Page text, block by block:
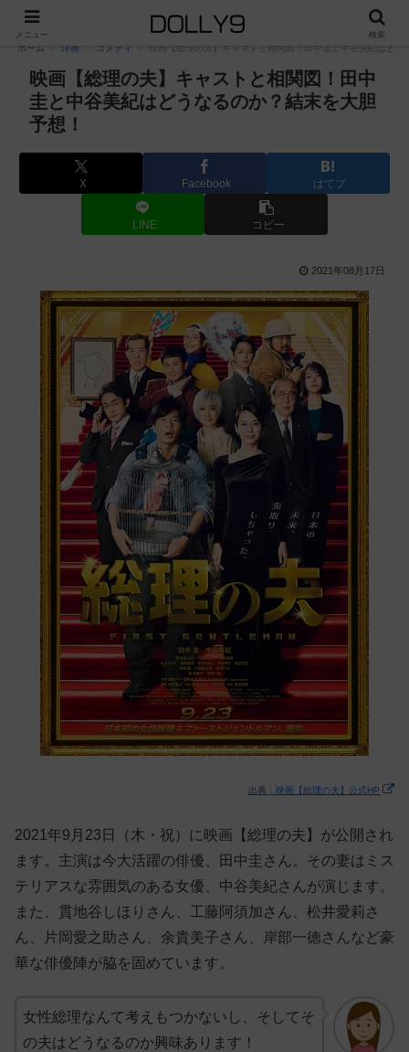
PR
ホーム 洋画 コメディ 映画【総理の夫】キャストと相関図！田中圭と中谷美紀はど
映画【総理の夫】キャストと相関図！田中
圭と中谷美紀はどうなるのか？結末を大胆
予想！
X Facebook はてブ
LINE コピー
2021年08月17日
出典：映画【総理の夫】公式HP
2021年9月23日（木・祝）に映画【総理の夫】が公開され
ます。主演は今大活躍の俳優、田中圭さん。その妻はミス
テリアスな雰囲気のある女優、中谷美紀さんが演じます。
また、貫地谷しほりさん、工藤阿須加さん、松井愛莉さ
ん、片岡愛之助さん、余貴美子さん、岸部一徳さんなど豪
華な俳優陣が脇を固めています。
女性総理なんて考えもつかないし、そしてそ
の夫はどうなるのか興味あります！
メニュー 検索